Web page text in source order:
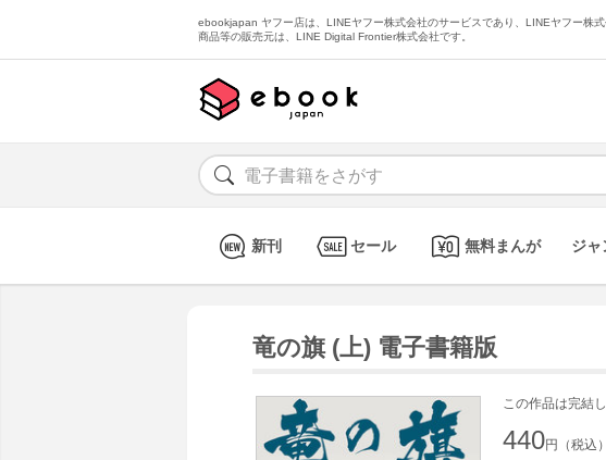
ebookjapan ヤフー店は、LINEヤフー株式会社のサービスであり、LINEヤフー株
商品等の販売元は、LINE Digital Frontier株式会社です。
新刊 セール 無料まんが ジャ
竜の旗 (上) 電子書籍版
この作品は完結
440円（税込）